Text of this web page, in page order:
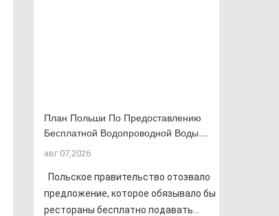
План Польши По Предоставлению
Бесплатной Водопроводной Воды…
авг 07,2026
Польское правительство отозвало
предложение, которое обязывало бы
рестораны бесплатно подавать...